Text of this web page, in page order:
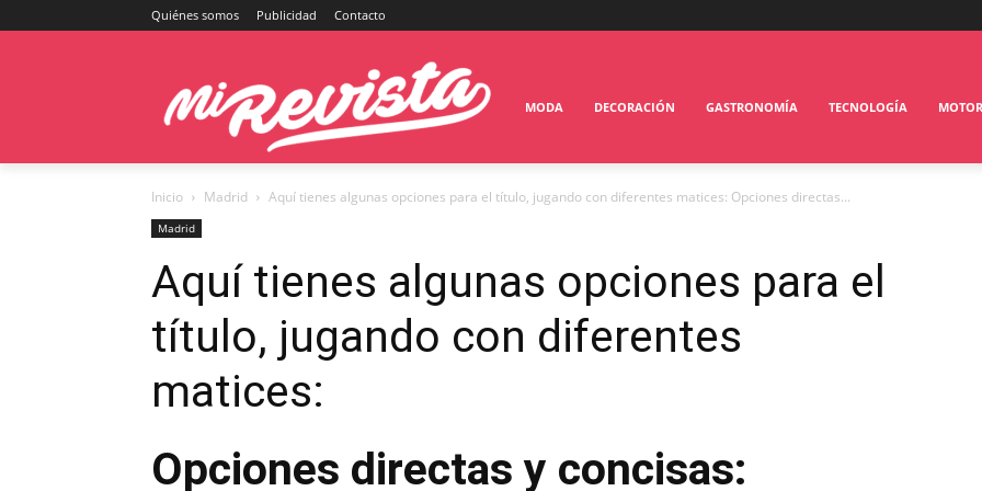
Quiénes somos Publicidad Contacto
MODA DECORACIÓN GASTRONOMÍA TECNOLOGÍA MOTOR
Inicio Madrid Aquí tienes algunas opciones para el título, jugando con diferentes matices: Opciones directas...
Madrid
Aquí tienes algunas opciones para el
título, jugando con diferentes
matices:
Opciones directas y concisas: